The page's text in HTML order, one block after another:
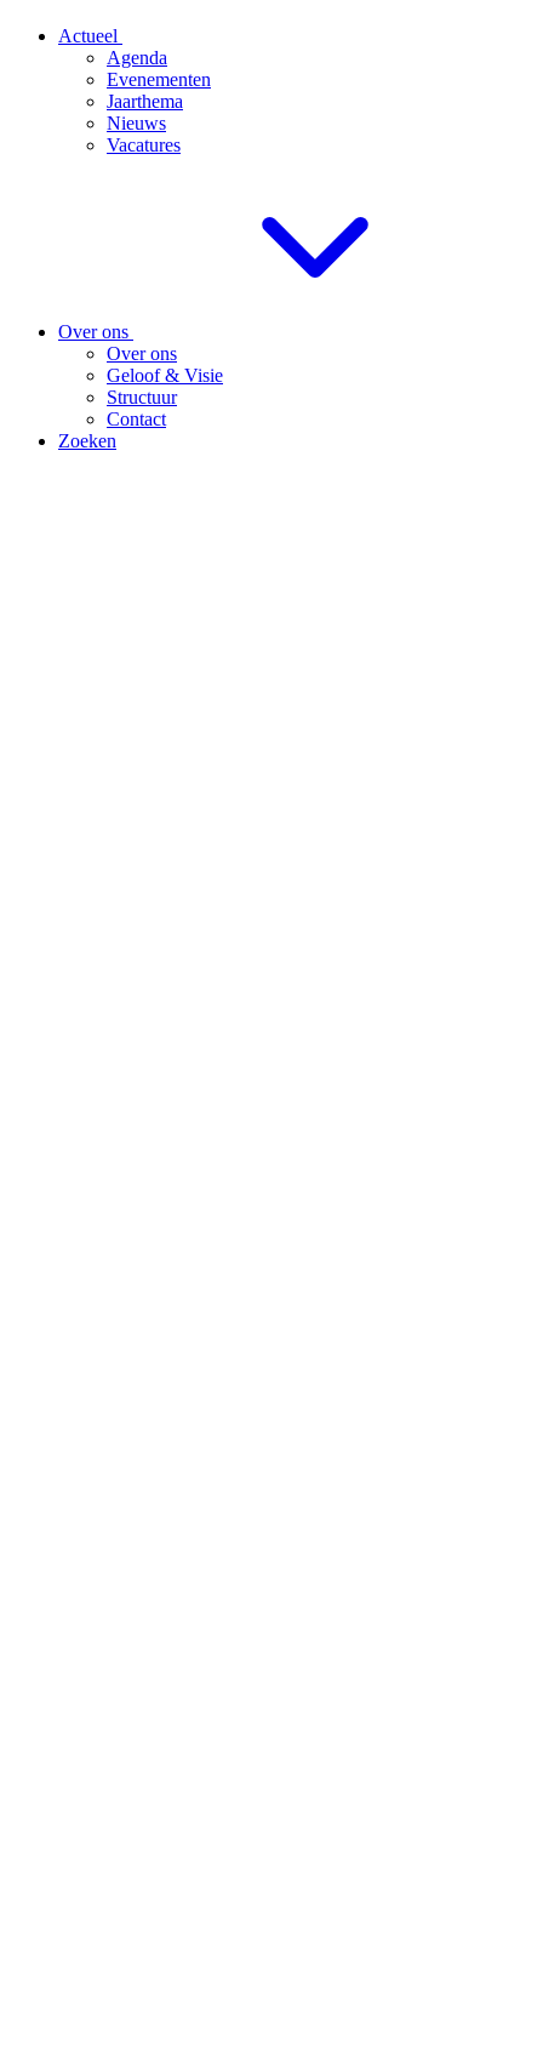
Actueel
Agenda
Evenementen
Jaarthema
Nieuws
Vacatures
Over ons
Over ons
Geloof & Visie
Structuur
Contact
Zoeken